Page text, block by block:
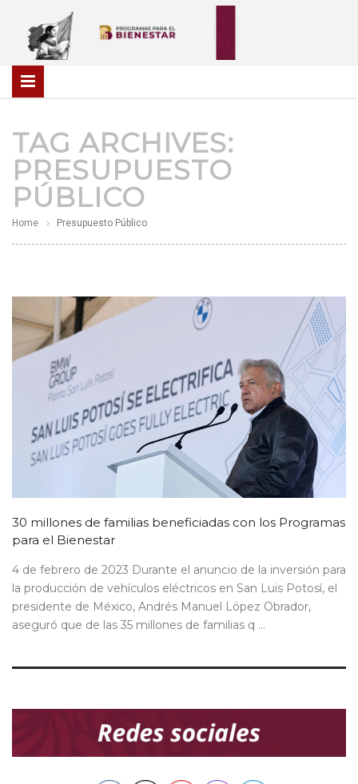
TAG ARCHIVES:
PRESUPUESTO
PÚBLICO
Home Presupuesto Público
30 millones de familias beneficiadas con los Programas
para el Bienestar
4 de febrero de 2023 Durante el anuncio de la inversión para
la producción de vehículos eléctricos en San Luis Potosí, el
presidente de México, Andrés Manuel López Obrador,
aseguró que de las 35 millones de familias q ...